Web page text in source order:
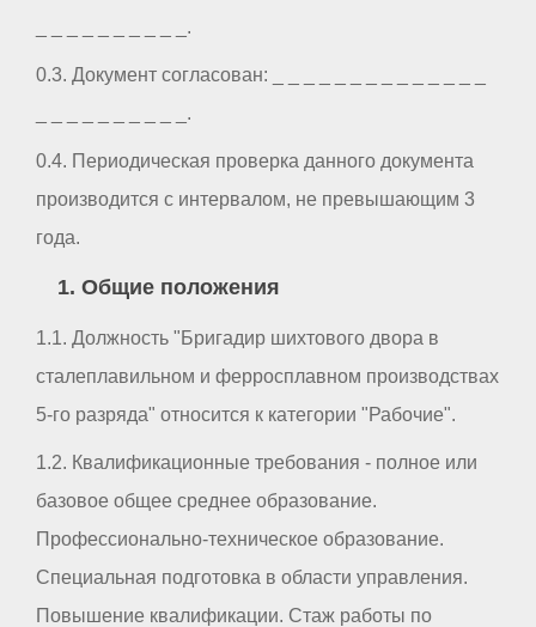
_ _ _ _ _ _ _ _ _ _.
0.3. Документ согласован: _ _ _ _ _ _ _ _ _ _ _ _ _ _
_ _ _ _ _ _ _ _ _ _.
0.4. Периодическая проверка данного документа
производится с интервалом, не превышающим 3
года.
1. Общие положения
1.1. Должность "Бригадир шихтового двора в
сталеплавильном и ферросплавном производствах
5-го разряда" относится к категории "Рабочие".
1.2. Квалификационные требования - полное или
базовое общее среднее образование.
Профессионально-техническое образование.
Специальная подготовка в области управления.
Повышение квалификации. Стаж работы по